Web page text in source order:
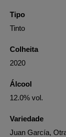
Tipo
Tinto
Colheita
2020
Álcool
12.0% vol.
Variedade
Juan García,